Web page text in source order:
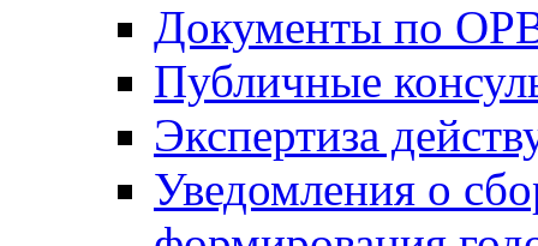
Документы по
Публичные
Экспертиза
Уведомления о